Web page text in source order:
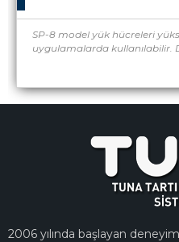
SP-8 model yük hücreleri
uygulamalarda kullanılabilir.
2006 yılında başlayan